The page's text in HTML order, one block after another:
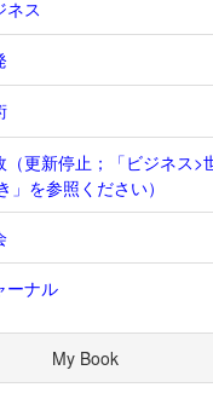
ネス
（更新停止；「ビジネス>
」を参照ください）
ーナル
My Book